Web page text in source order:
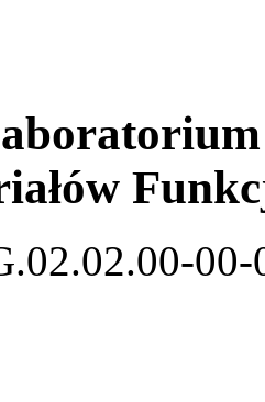
00-